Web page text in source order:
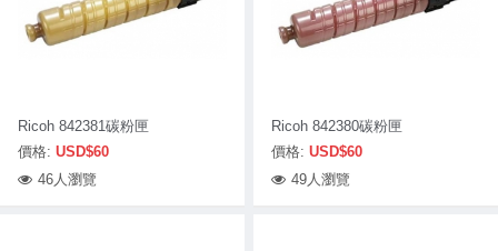
Ricoh 842381碳粉匣
價格: USD$60
46人瀏覽
Ricoh 842380碳粉匣
價格: USD$60
49人瀏覽